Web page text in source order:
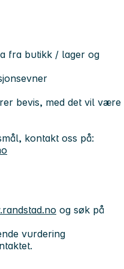
fra butikk / lager og
bevis, med det vil være
kontakt oss på:
og søk på
vurdering